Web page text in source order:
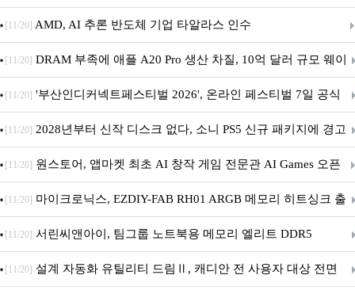
[11/20] AMD, AI 추론 반도체 기업 타알라스 인수
[11/20] DRAM 부족에 애플 A20 Pro 생산 차질, 10억 달러 규모 웨이
퍼 대기
[11/20] '부산인디커넥트페스티벌 2026', 온라인 페스티벌 7일 공식
개막... 22일간 진행
[11/20] 2028년부터 신작 디스크 없다, 소니 PS5 신규 패키지에 경고
문 추가
[11/20] 원스토어, 앱마켓 최초 AI 창작 게임 전문관 AI Games 오픈
[11/20] 마이크로닉스, EZDIY-FAB RH01 ARGB 메모리 히트싱크 출
시
[11/20] 서린씨앤아이, 팀그룹 노트북용 메모리 엘리트 DDR5
5600MHz 16GB 출시
[11/20] 설계 자동화 유틸리티 드림Ⅱ, 캐디안 전 사용자 대상 전면